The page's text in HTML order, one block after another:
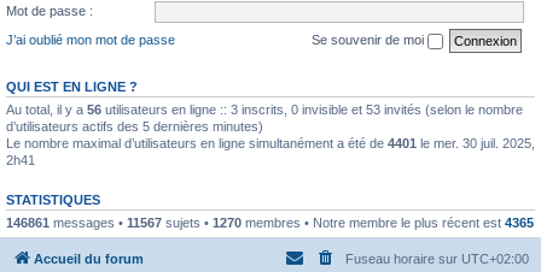
Mot de passe :
J’ai oublié mon mot de passe
Se souvenir de moi
QUI EST EN LIGNE ?
Au total, il y a 56 utilisateurs en ligne :: 3 inscrits, 0 invisible et 53 invités (selon le nombre
d’utilisateurs actifs des 5 dernières minutes)
Le nombre maximal d’utilisateurs en ligne simultanément a été de 4401 le mer. 30 juil. 2025,
2h41
STATISTIQUES
146861 messages • 11567 sujets • 1270 membres • Notre membre le plus récent est 4365
Accueil du forum Fuseau horaire sur UTC+02:00